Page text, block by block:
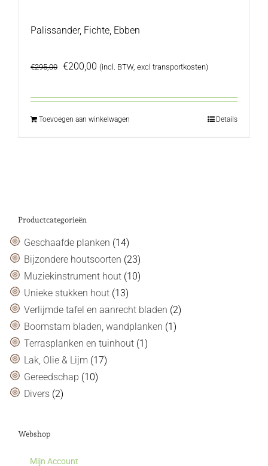
Palissander, Fichte, Ebben
€295,00 Oorspronkelijke
€200,00 Huidige
(incl. BTW, excl transportkosten)
Toevoegen aan winkelwagen Details
Productcategorieën
Geschaafde planken (14)
Bijzondere houtsoorten (23)
Muziekinstrument hout (10)
Unieke stukken hout (13)
Verlijmde tafel en aanrecht bladen (2)
Boomstam bladen, wandplanken (1)
Terrasplanken en tuinhout (1)
Lak, Olie & Lijm (17)
Gereedschap (10)
Divers (2)
Webshop
Mijn Account